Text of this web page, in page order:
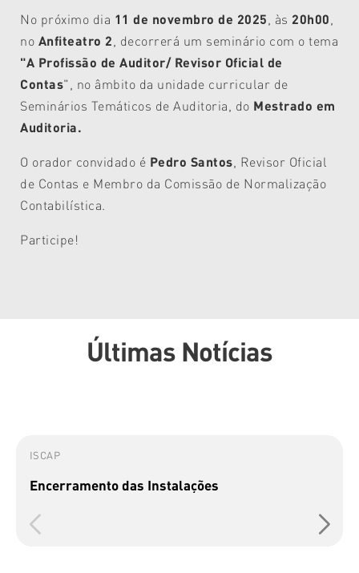
No próximo dia 11 de novembro de 2025 , às 20h00
no Anfiteatro 2 , decorrerá um seminário com o tema
"A Profissão de Auditor/ Revisor Oficial de
Contas", no âmbito da unidade curricular de
Seminários Temáticos de Auditoria, do Mestrado em
Auditoria.
O orador convidado é Pedro Santos Revisor Oficial
de Contas e Membro da Comissão de Normalização
Contabilística.
Participe!
Últimas Notícias
ISCAP
Encerramento das Instalações